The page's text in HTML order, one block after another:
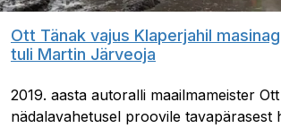
Ott Tänak vajus Klaperjahil
tuli Martin Järveoja
2019. aasta autoralli maailmameister
nädalavahetusel proovile tavapärasest